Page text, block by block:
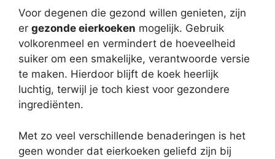
Voor degenen die gezond willen genieten, zijn
er gezonde eierkoeken mogelijk. Gebruik
volkorenmeel en vermindert de hoeveelheid
suiker om een smakelijke, verantwoorde versie
te maken. Hierdoor blijft de koek heerlijk
luchtig, terwijl je toch kiest voor gezondere
ingrediënten.
Met zo veel verschillende benaderingen is het
geen wonder dat eierkoeken geliefd zijn bij